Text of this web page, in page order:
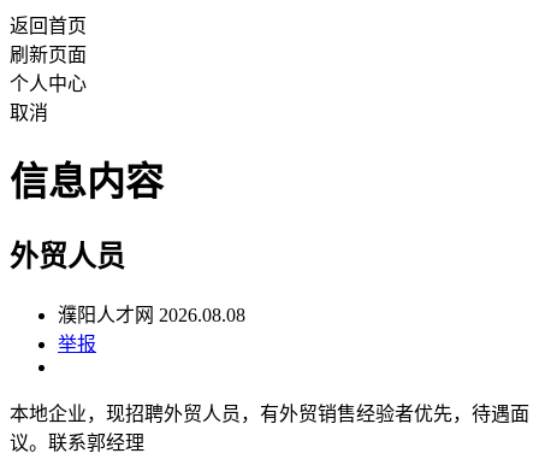
返回首页
刷新页面
个人中心
取消
信息内容
外贸人员
濮阳人才网 2026.08.08
举报
本地企业，现招聘外贸人员，有外贸销售经验者优先，待遇面
议。联系郭经理